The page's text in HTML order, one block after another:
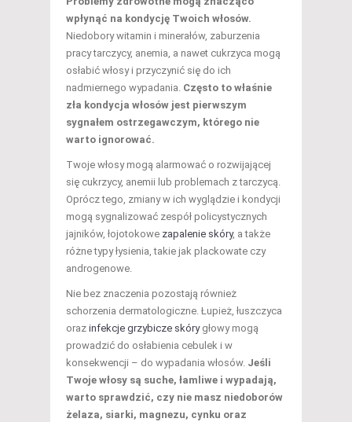
wpłynąć na kondycję Twoich włosów.
Niedobory witamin i minerałów, zaburzenia
pracy tarczycy, anemia, a nawet cukrzyca mogą
osłabić włosy i przyczynić się do ich
nadmiernego wypadania. Często to właśnie
zła kondycja włosów jest pierwszym
sygnałem ostrzegawczym, którego nie
warto ignorować.
Twoje włosy mogą alarmować o rozwijającej
się cukrzycy, anemii lub problemach z tarczycą.
Oprócz tego, zmiany w ich wyglądzie i kondycji
mogą sygnalizować zespół policystycznych
jajników, łojotokowe zapalenie skóry, a także
różne typy łysienia, takie jak plackowate czy
androgenowe.
Nie bez znaczenia pozostają również
schorzenia dermatologiczne. Łupież, łuszczyca
oraz infekcje grzybicze skórygłowy mogą
prowadzić do osłabienia cebulek i w
konsekwencji – do wypadania włosów. Jeśli
Twoje włosy są suche, łamliwe i wypadają,
warto sprawdzić, czy nie masz niedoborów
żelaza, siarki, magnezu, cynku oraz